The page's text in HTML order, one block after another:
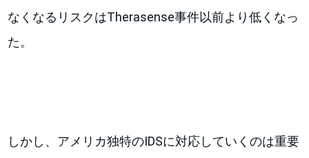
なくなるリスクはTherasense事件以前より低くなっ
た。
しかし、アメリカ独特のIDSに対応していくのは重要